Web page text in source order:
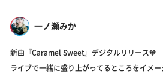
一ノ瀬みか
新曲『Caramel Sweet』デジタルリリース🧡
ライブで一緒に盛り上がってるところをイメー